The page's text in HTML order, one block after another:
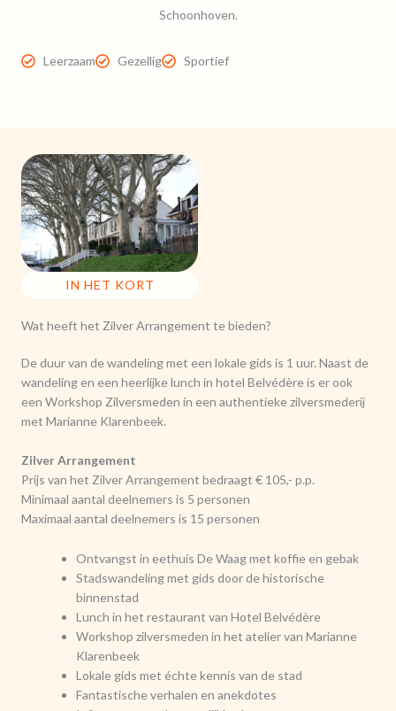
Leerzaam Gezellig Sportief
IN HET KORT
Wat heeft het Zilver Arrangement te bieden?
De duur van de wandeling met een lokale gids is 1 uur. Naast de
wandeling en een heerlijke lunch in hotel Belvédère is er ook
een Workshop Zilversmeden in een authentieke zilversmederij
met Marianne Klarenbeek.
Zilver Arrangement
Prijs van het Zilver Arrangement bedraagt € 105,- p.p.
Minimaal aantal deelnemers is 5 personen
Maximaal aantal deelnemers is 15 personen
Ontvangst in eethuis De Waagmet koffie en gebak
Stadswandeling met gids door de historische
binnenstad
Lunch in het restaurant van Hotel Belvédère
Workshop zilversmeden in het atelier van Marianne
Klarenbeek
Lokale gids met échte kennis van de stad
Fantastische verhalen en anekdotes